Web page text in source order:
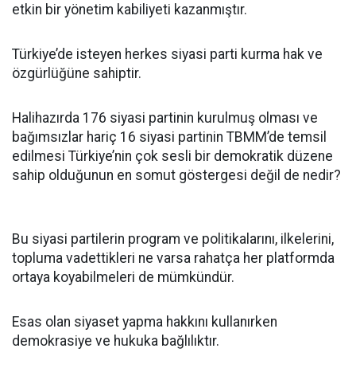
etkin bir yönetim kabiliyeti kazanmıştır.
Türkiye’de isteyen herkes siyasi parti kurma hak ve
özgürlüğüne sahiptir.
Halihazırda 176 siyasi partinin kurulmuş olması ve
bağımsızlar hariç 16 siyasi partinin TBMM’de temsil
edilmesi Türkiye’nin çok sesli bir demokratik düzene
sahip olduğunun en somut göstergesi değil de nedir?
Bu siyasi partilerin program ve politikalarını, ilkelerini,
topluma vadettikleri ne varsa rahatça her platformda
ortaya koyabilmeleri de mümkündür.
Esas olan siyaset yapma hakkını kullanırken
demokrasiye ve hukuka bağlılıktır.